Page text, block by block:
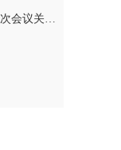
湖南省第十四届人民代表大会第二次会议关于湖南省人民代表大会常务委员会工作报告的决议